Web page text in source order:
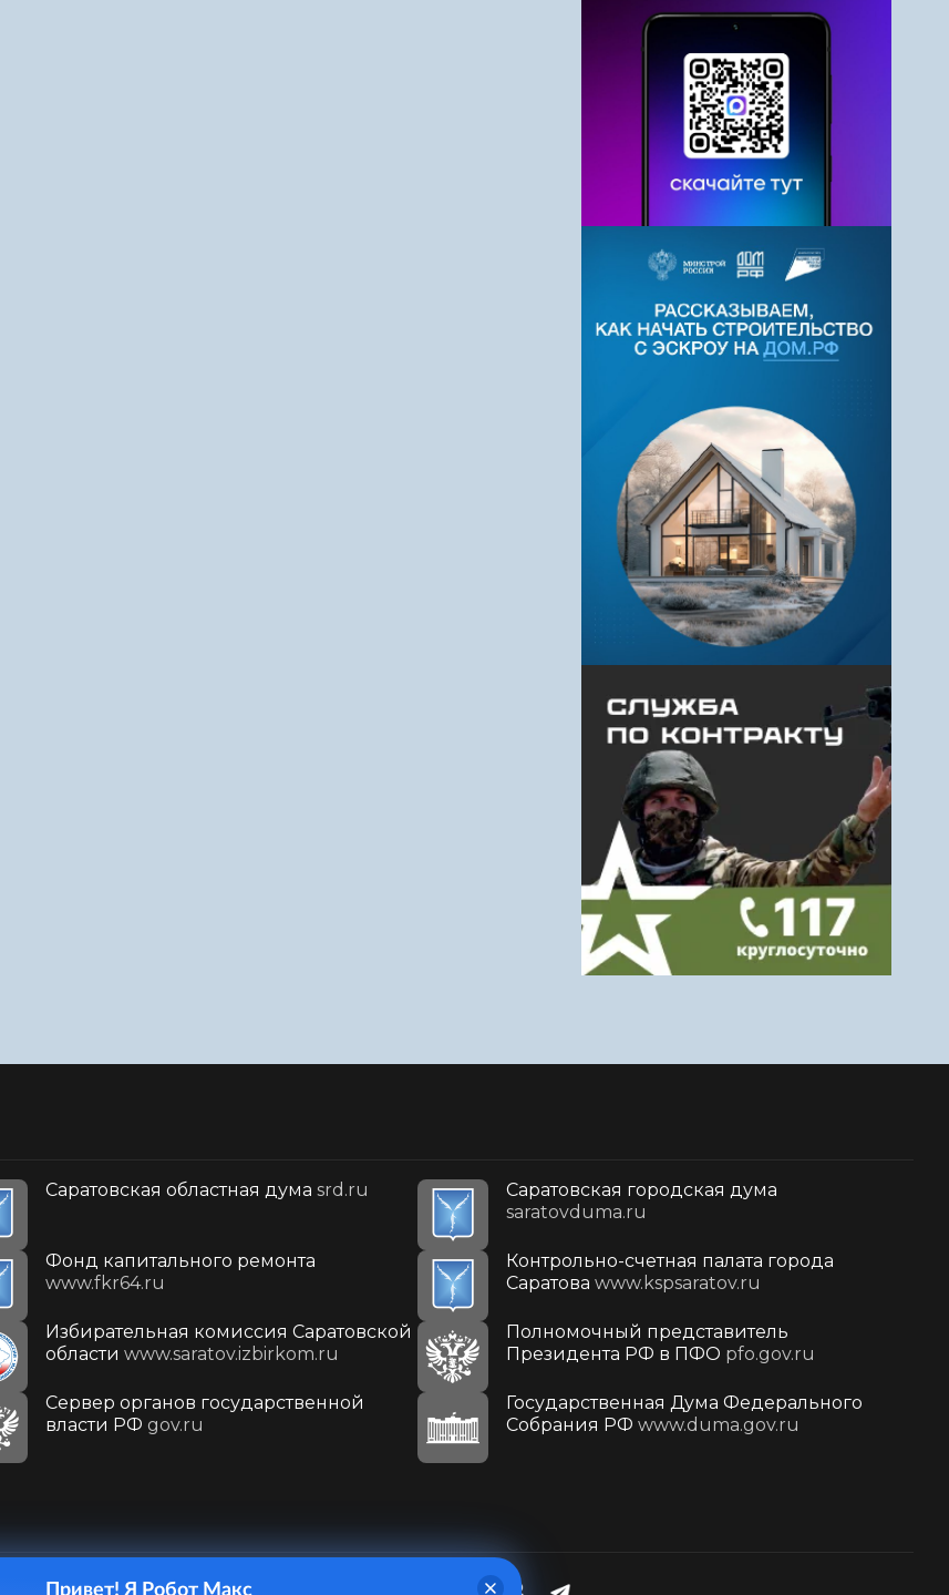
Саратовская областная дума srd.ru
Саратовская городская дума
saratovduma.ru
Фонд капитального ремонта
www.fkr64.ru
Контрольно-счетная палата города
Саратова www.kspsaratov.ru
Избирательная комиссия Саратовской
области www.saratov.izbirkom.ru
Полномочный представитель
Президента РФ в ПФО pfo.gov.ru
Сервер органов государственной
власти РФ gov.ru
Государственная Дума Федерального
Собрания РФ www.duma.gov.ru
Привет! Я Робот Макс